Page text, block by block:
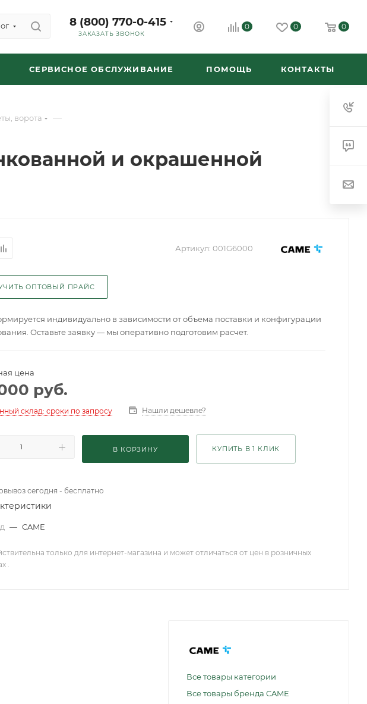
8 (800) 770-0-415
ЗАКАЗАТЬ ЗВОНОК
0 0 0
СЕРВИСНОЕ ОБСЛУЖИВАНИЕ ПОМОЩЬ КОНТАКТЫ
ворота —
и окрашенной
Артикул: 001G6000
ОПТОВЫЙ ПРАЙС
индивидуально в зависимости от объема поставки и конфигурации
Оставьте заявку — мы оперативно подготовим расчет.
цена
руб.
склад: сроки по запросу Нашли дешевле?
В КОРЗИНУ КУПИТЬ В 1 КЛИК
сегодня - бесплатно
— CAME
только для интернет-магазина и может отличаться от цен в розничных
.
Все товары категории
Все товары бренда CAME